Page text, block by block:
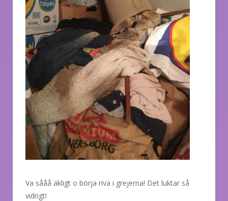
Va sååå äkligt o börja riva i grejerna! Det luktar så
vidrigt!